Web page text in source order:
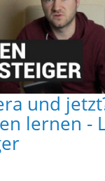
und
lernen -